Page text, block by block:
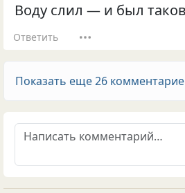
Воду слил — и был
Ответить
Показать еще 26